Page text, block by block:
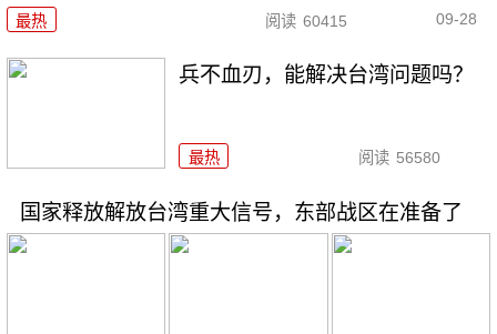
最热 阅读 60415 09-28
兵不血刃，能解决台湾问题吗？
最热 阅读 56580
国家释放解放台湾重大信号，东部战区在准备了